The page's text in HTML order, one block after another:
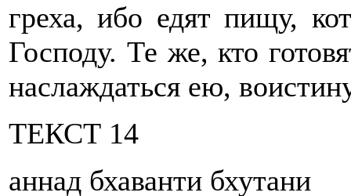
греха, ибо едят пищу,
Господу. Те же, кто
наслаждаться ею,
ТЕКСТ 14
аннад бхаванти бхутани